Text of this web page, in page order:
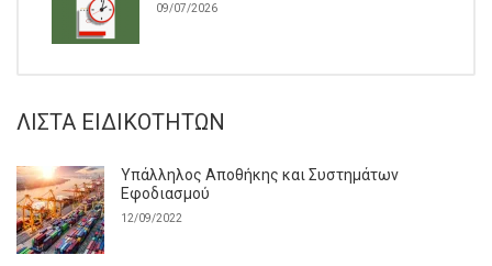
09/07/2026
ΛΊΣΤΑ ΕΙΔΙΚΟΤΉΤΩΝ
Υπάλληλος Αποθήκης και Συστημάτων
Εφοδιασμού
12/09/2022